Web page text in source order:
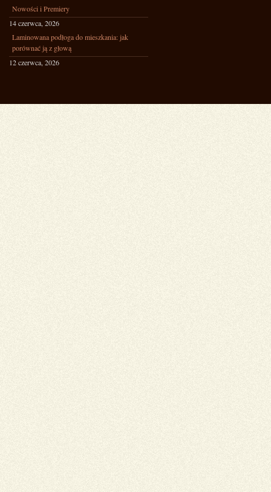
Nowości i Premiery
14 czerwca, 2026
Laminowana podłoga do mieszkania: jak
porównać ją z głową
12 czerwca, 2026